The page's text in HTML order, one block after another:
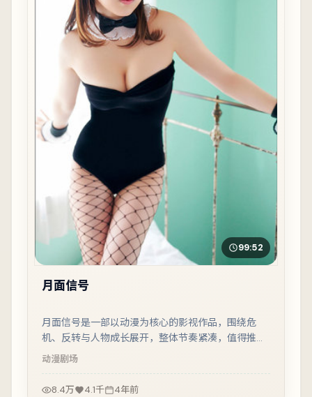
99:52
月面信号
月面信号是一部以动漫为核心的影视作品，围绕危
机、反转与人物成长展开，整体节奏紧凑，值得推荐
观看。
动漫剧场
8.4万 4.1千 4年前